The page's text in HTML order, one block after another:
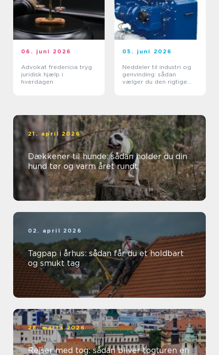
06. juni 2026
Advokat fredericia tryg
juridisk hjælp i
hverdagen
05. juni 2026
Neddeler til industri og
genvinding: sådan
vælger du den rigtige
21. april 2026
Dækkener til hunde: sådan holder du din
hund tør og varm året rundt
02. april 2026
Tagpap i århus: sådan får du et holdbart
og smukt tag
28. marts 2026
Rejser med tog: sådan bliver togturen en